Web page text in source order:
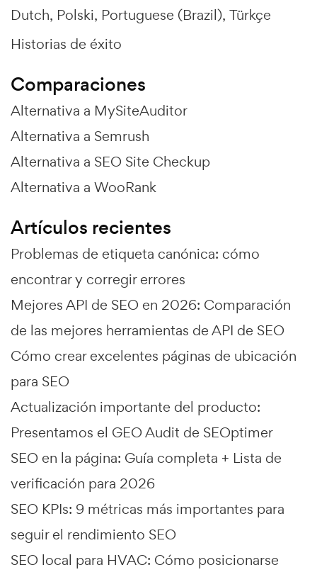
Dutch Polski Portuguese (Brazil) Türkçe
Historias de éxito
Comparaciones
Alternativa a MySiteAuditor
Alternativa a Semrush
Alternativa a SEO Site Checkup
Alternativa a WooRank
Artículos recientes
Problemas de etiqueta canónica: cómo
encontrar y corregir errores
Mejores API de SEO en 2026: Comparación
de las mejores herramientas de API de SEO
Cómo crear excelentes páginas de ubicación
para SEO
Actualización importante del producto:
Presentamos el GEO Audit de SEOptimer
SEO en la página: Guía completa + Lista de
verificación para 2026
SEO KPIs: 9 métricas más importantes para
seguir el rendimiento SEO
SEO local para HVAC: Cómo posicionarse